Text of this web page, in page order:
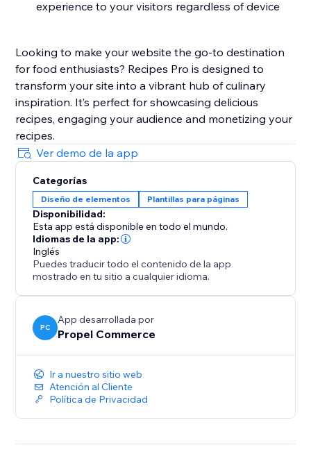
experience to your visitors regardless of device
Looking to make your website the go-to destination
for food enthusiasts? Recipes Pro is designed to
transform your site into a vibrant hub of culinary
inspiration. It’s perfect for showcasing delicious
recipes, engaging your audience and monetizing your
recipes.
Ver demo de la app
Categorías
Diseño de elementos Plantillas para páginas
Disponibilidad:
Esta app está disponible en todo el mundo.
Idiomas de la app:
Inglés
Puedes traducir todo el contenido de la app
mostrado en tu sitio a cualquier idioma.
PC
App desarrollada por
Propel Commerce
Ir a nuestro sitio web
Atención al Cliente
Política de Privacidad